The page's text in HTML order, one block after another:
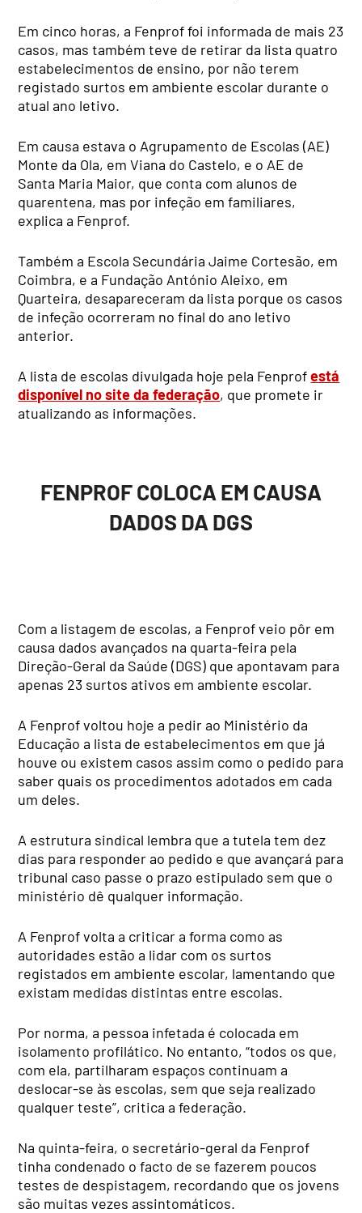
Em cinco horas, a Fenprof foi informada de mais 23
casos, mas também teve de retirar da lista quatro
estabelecimentos de ensino, por não terem
registado surtos em ambiente escolar durante o
atual ano letivo.
Em causa estava o Agrupamento de Escolas (AE)
Monte da Ola, em Viana do Castelo, e o AE de
Santa Maria Maior, que conta com alunos de
quarentena, mas por infeção em familiares,
explica a Fenprof.
Também a Escola Secundária Jaime Cortesão, em
Coimbra, e a Fundação António Aleixo, em
Quarteira, desapareceram da lista porque os casos
de infeção ocorreram no final do ano letivo
anterior.
A lista de escolas divulgada hoje pela Fenprofestá
disponível no site da federação, que promete ir
atualizando as informações.
FENPROF COLOCA EM CAUSA
DADOS DA DGS
Com a listagem de escolas, a Fenprof veio pôr em
causa dados avançados na quarta-feira pela
Direção-Geral da Saúde (DGS) que apontavam para
apenas 23 surtos ativos em ambiente escolar.
A Fenprof voltou hoje a pedir ao Ministério da
Educação a lista de estabelecimentos em que já
houve ou existem casos assim como o pedido para
saber quais os procedimentos adotados em cada
um deles.
A estrutura sindical lembra que a tutela tem dez
dias para responder ao pedido e que avançará para
tribunal caso passe o prazo estipulado sem que o
ministério dê qualquer informação.
A Fenprof volta a criticar a forma como as
autoridades estão a lidar com os surtos
registados em ambiente escolar, lamentando que
existam medidas distintas entre escolas.
Por norma, a pessoa infetada é colocada em
isolamento profilático. No entanto, “todos os que,
com ela, partilharam espaços continuam a
deslocar-se às escolas, sem que seja realizado
qualquer teste”, critica a federação.
Na quinta-feira, o secretário-geral da Fenprof
tinha condenado o facto de se fazerem poucos
testes de despistagem, recordando que os jovens
são muitas vezes assintomáticos.